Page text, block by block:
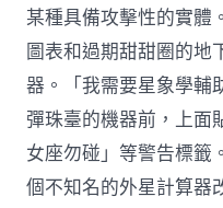
某種具備攻擊性的實體
圖表和過期甜甜圈的地
器。「我需要星象學輔
彈珠臺的機器前，上面
女座勿碰」等警告標籤
個不知名的外星計算器